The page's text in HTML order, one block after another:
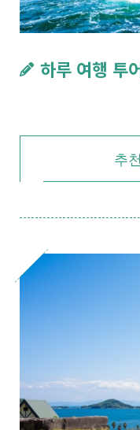
하루 여행 투
추